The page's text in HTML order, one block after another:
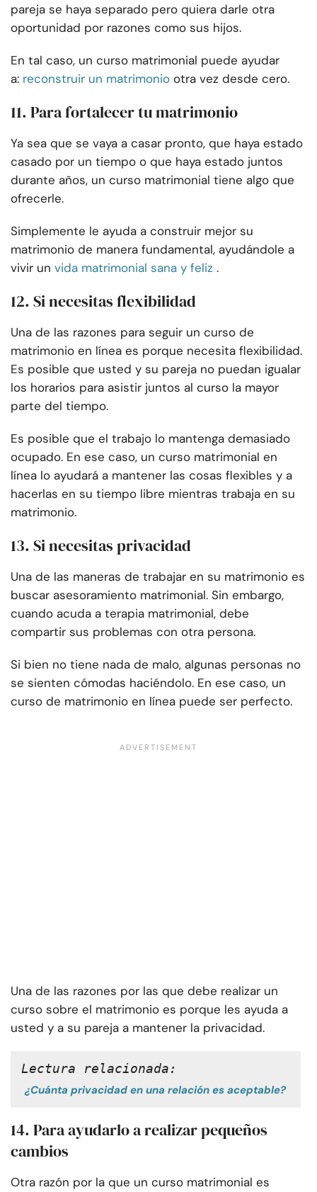
pareja se haya separado pero quiera darle otra
oportunidad por razones como sus hijos.
En tal caso, un curso matrimonial puede ayudar
a: reconstruir un matrimonio otra vez desde cero.
11. Para fortalecer tu matrimonio
Ya sea que se vaya a casar pronto, que haya estado
casado por un tiempo o que haya estado juntos
durante años, un curso matrimonial tiene algo que
ofrecerle.
Simplemente le ayuda a construir mejor su
matrimonio de manera fundamental, ayudándole a
vivir un vida matrimonial sana y feliz .
12. Si necesitas flexibilidad
Una de las razones para seguir un curso de
matrimonio en línea es porque necesita flexibilidad.
Es posible que usted y su pareja no puedan igualar
los horarios para asistir juntos al curso la mayor
parte del tiempo.
Es posible que el trabajo lo mantenga demasiado
ocupado. En ese caso, un curso matrimonial en
línea lo ayudará a mantener las cosas flexibles y a
hacerlas en su tiempo libre mientras trabaja en su
matrimonio.
13. Si necesitas privacidad
Una de las maneras de trabajar en su matrimonio es
buscar asesoramiento matrimonial. Sin embargo,
cuando acuda a terapia matrimonial, debe
compartir sus problemas con otra persona.
Si bien no tiene nada de malo, algunas personas no
se sienten cómodas haciéndolo. En ese caso, un
curso de matrimonio en línea puede ser perfecto.
Una de las razones por las que debe realizar un
curso sobre el matrimonio es porque les ayuda a
usted y a su pareja a mantener la privacidad.
Lectura relacionada:
¿Cuánta privacidad en una relación es aceptable?
14. Para ayudarlo a realizar pequeños
cambios
Otra razón por la que un curso matrimonial es